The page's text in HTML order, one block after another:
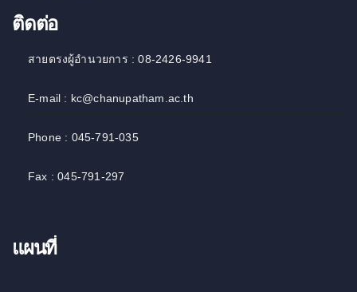
ติดต่อ
สายตรงผู้อำนวยการ : 08-2426-9941
E-mail : kc@chanupatham.ac.th
Phone : 045-791-035
Fax : 045-791-297
แผนที่